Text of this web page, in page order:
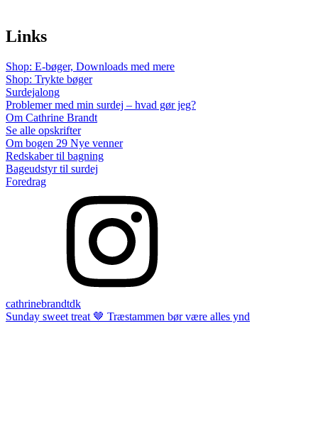
Links
Shop: E-bøger, Downloads med mere
Shop: Trykte bøger
Surdejalong
Problemer med min surdej – hvad gør jeg?
Om Cathrine Brandt
Se alle opskrifter
Om bogen 29 Nye venner
Redskaber til bagning
Bageudstyr til surdej
Foredrag
cathrinebrandtdk
Sunday sweet treat 🤎 Træstammen bør være alles ynd